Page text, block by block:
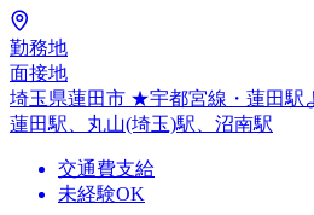
勤務地
面接地
埼玉県蓮田市 ★宇都宮線・蓮田駅
蓮田駅、丸山(埼玉)駅、沼南駅
交通費支給
未経験OK